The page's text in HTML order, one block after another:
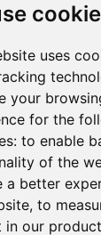
uses
your
for the
to enable
of the
a better
, to
in our
Torres de la